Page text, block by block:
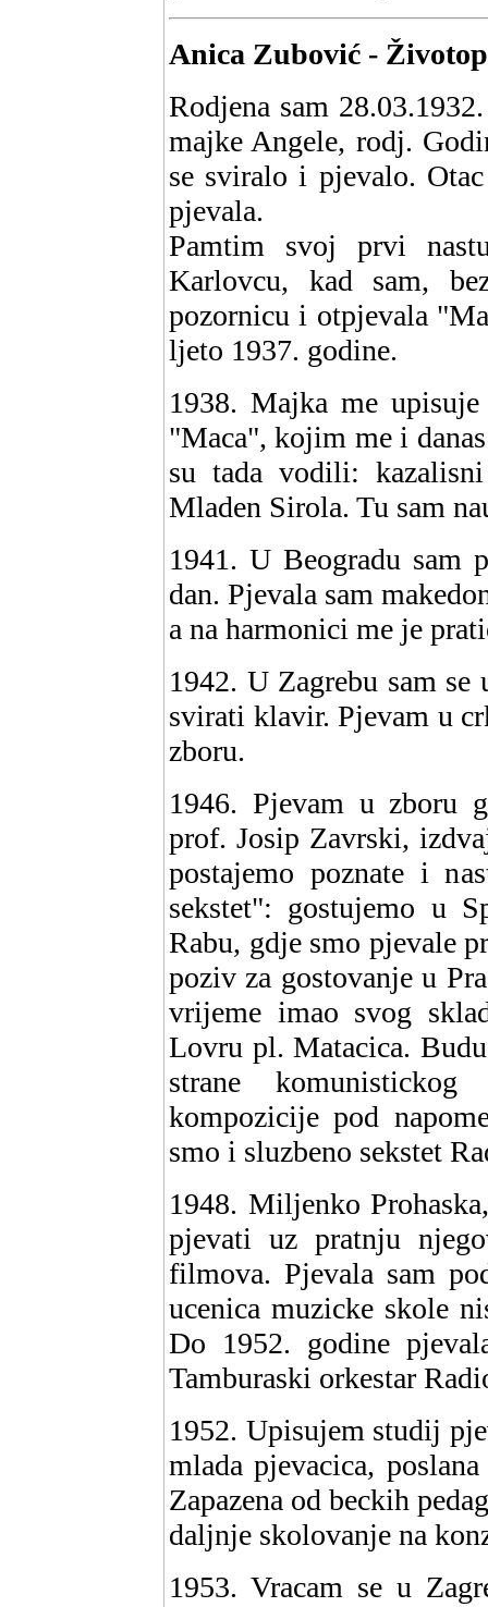
Anica Zubović -
Rodjena sam
majke Angele, rodj.
se sviralo i pjevalo.
pjevala.
Pamtim svoj prvi
Karlovcu, kad sam,
pozornicu i otpjevala
ljeto 1937. godine.
1938. Majka me
"Maca", kojim me i
su tada vodili:
Mladen Sirola. Tu sam
1941. U Beogradu sam
dan. Pjevala sam
a na harmonici me je
1942. U Zagrebu sam
svirati klavir. Pjevam u
zboru.
1946. Pjevam u zboru
prof. Josip Zavrski,
postajemo poznate i
sekstet": gostujemo u
Rabu, gdje smo pjevale
poziv za gostovanje u
vrijeme imao svog
Lovru pl. Matacica.
strane
kompozicije pod
smo i sluzbeno sekstet
1948. Miljenko
pjevati uz pratnju
filmova. Pjevala sam
ucenica muzicke skole
Do 1952. godine
Tamburaski orkestar
1952. Upisujem studij
mlada pjevacica,
Zapazena od beckih
daljnje skolovanje na
1953. Vracam se u